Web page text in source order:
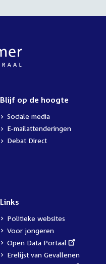
Blijf op de hoogte
Sociale media
E-mailattenderingen
Debat Direct
Links
Politieke websites
Voor jongeren
External
link:
Open Data Portaal
Erelijst van Gevallenen